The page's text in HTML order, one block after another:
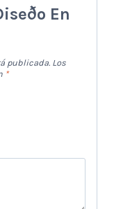
En
publicada. Los
*